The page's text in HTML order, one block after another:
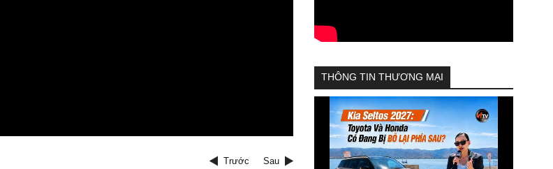
Trước Sau
THÔNG TIN THƯƠNG MẠI